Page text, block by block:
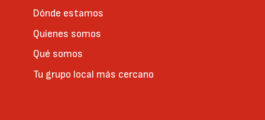
Dónde estamos
Quienes somos
Qué somos
Tu grupo local más cercano